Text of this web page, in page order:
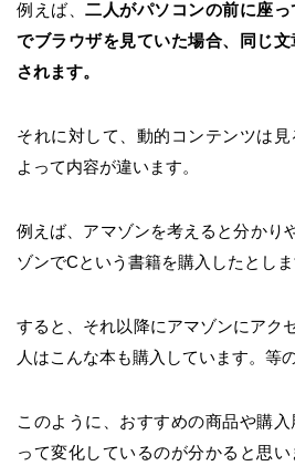
例えば、 二人がパソコンの前に座
でブラウザを見ていた場合、同じ
されます。
それに対して、動的コンテンツは
よって内容が違います。
例えば、アマゾンを考えると分かり
ゾンでCという書籍を購入したとしま
すると、それ以降にアマゾンにアク
人はこんな本も購入しています。等
このように、おすすめの商品や購
って変化しているのが分かると思